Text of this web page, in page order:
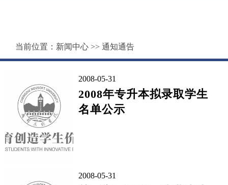
当前位置： 新闻中心 >> 通知通告
2008-05-31
2008年专升本拟录取学生
名单公示
2008-05-31